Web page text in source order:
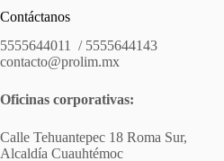
Contáctanos
5555644011 / 5555644143
contacto@prolim.mx
Oficinas corporativas:
Calle Tehuantepec 18 Roma Sur,
Alcaldía Cuauhtémoc